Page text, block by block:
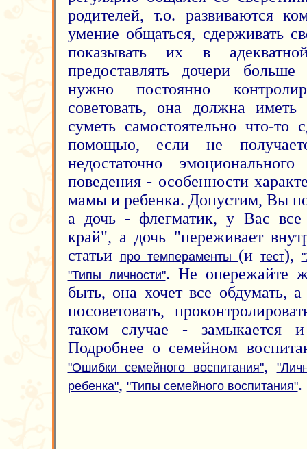
родителей, т.о. развиваются
умение общаться, сдерживать
показывать их в
предоставлять дочери больше
нужно постоянно
советовать, она должна иметь
суметь самостоятельно что-то
помощью, если не
недостаточно
поведения - особенности
мамы и ребенка. Допустим, Вы
а дочь - флегматик, у Вас
край", а дочь "переживает
статьи про темпераменты (и тест),
"Типы личности". Не опережайте
быть, она хочет все обдумать,
посоветовать,
таком случае - замыкается
Подробнее о семейном
"Ошибки семейного воспитания",
ребенка", "Типы семейного воспитания".